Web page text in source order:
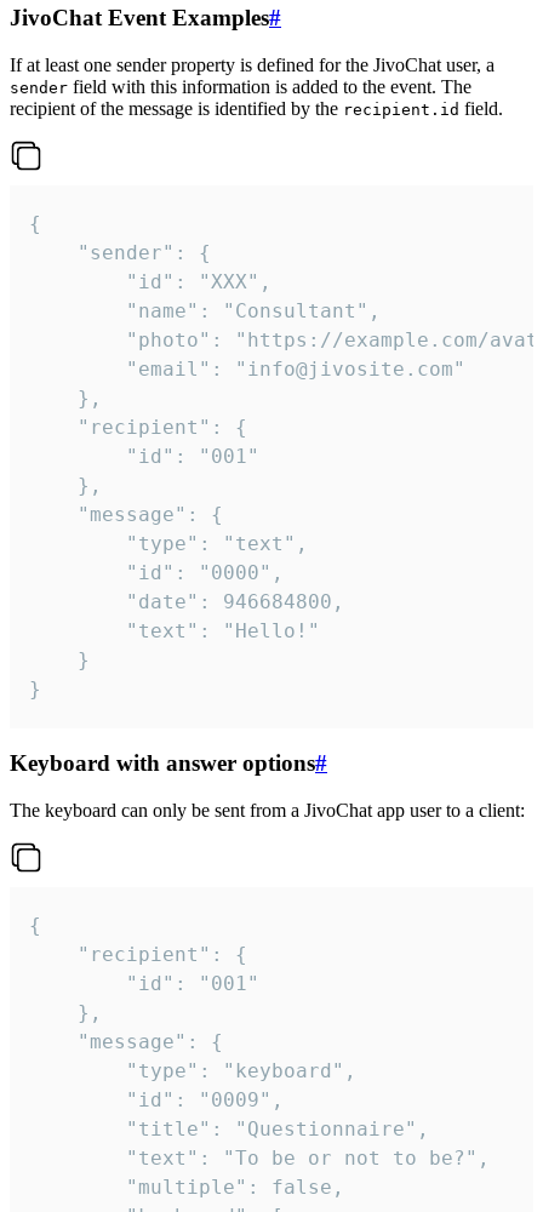
JivoChat Event Examples#
If at least one sender property is defined for the JivoChat user, a
sender field with this information is added to the event. The
recipient of the message is identified by the recipient.id field.
{
}
Keyboard with answer options#
The keyboard can only be sent from a JivoChat app user to a client:
{